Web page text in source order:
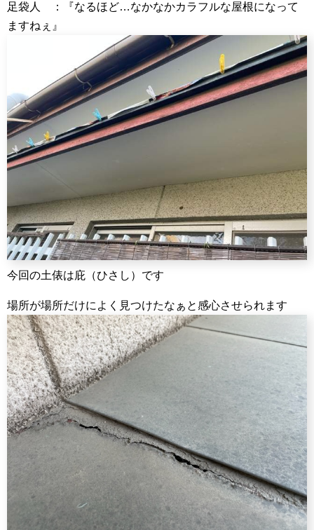
足袋人 ：『なるほど…なかなかカラフルな屋根になって
ますねぇ』
今回の土俵は庇（ひさし）です
場所が場所だけによく見つけたなぁと感心させられます